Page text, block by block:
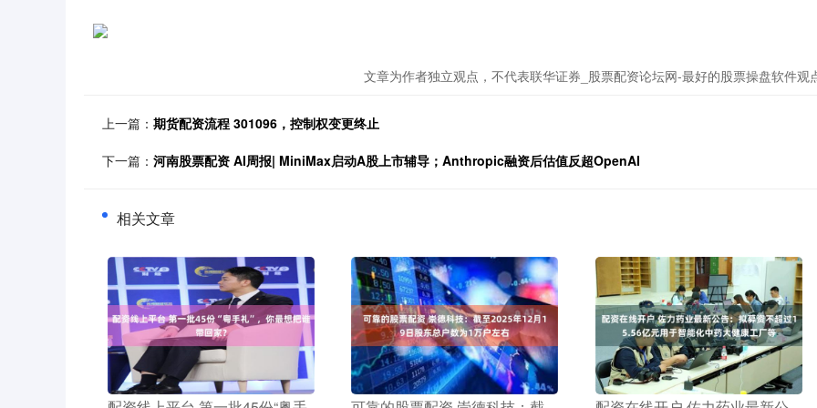
文章为作者独立观点，不代表联华证券_股票配资论坛网-最好的股票操盘软件观
上一篇： 期货配资流程 301096，控制权变更终止
下一篇： 河南股票配资 AI周报| MiniMax启动A股上市辅导；Anthropic融资后估值反超OpenAI
相关文章